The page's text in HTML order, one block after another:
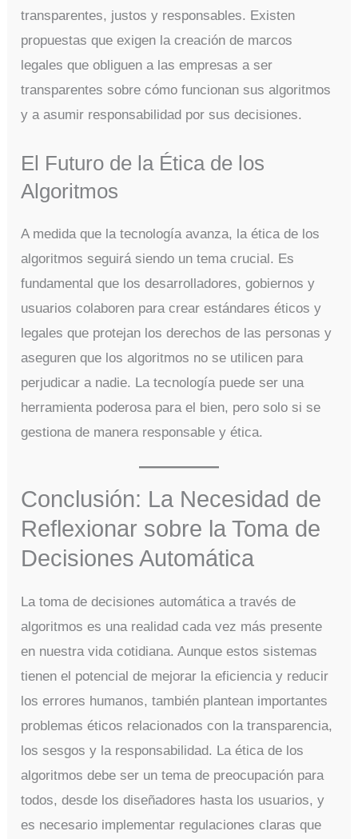
transparentes, justos y responsables. Existen
propuestas que exigen la creación de marcos
legales que obliguen a las empresas a ser
transparentes sobre cómo funcionan sus algoritmos
y a asumir responsabilidad por sus decisiones.
El Futuro de la Ética de los
Algoritmos
A medida que la tecnología avanza, la ética de los
algoritmos seguirá siendo un tema crucial. Es
fundamental que los desarrolladores, gobiernos y
usuarios colaboren para crear estándares éticos y
legales que protejan los derechos de las personas y
aseguren que los algoritmos no se utilicen para
perjudicar a nadie. La tecnología puede ser una
herramienta poderosa para el bien, pero solo si se
gestiona de manera responsable y ética.
Conclusión: La Necesidad de
Reflexionar sobre la Toma de
Decisiones Automática
La toma de decisiones automática a través de
algoritmos es una realidad cada vez más presente
en nuestra vida cotidiana. Aunque estos sistemas
tienen el potencial de mejorar la eficiencia y reducir
los errores humanos, también plantean importantes
problemas éticos relacionados con la transparencia,
los sesgos y la responsabilidad. La ética de los
algoritmos debe ser un tema de preocupación para
todos, desde los diseñadores hasta los usuarios, y
es necesario implementar regulaciones claras que